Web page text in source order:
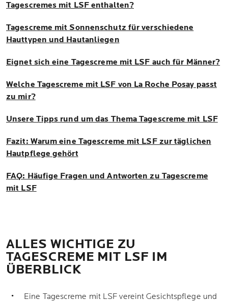
Tagescremes mit LSF enthalten?
Tagescreme mit Sonnenschutz für verschiedene
Hauttypen und Hautanliegen
Eignet sich eine Tagescreme mit LSF auch für Männer?
Welche Tagescreme mit LSF von La Roche Posay passt
zu mir?
Unsere Tipps rund um das Thema Tagescreme mit LSF
Fazit: Warum eine Tagescreme mit LSF zur täglichen
Hautpflege gehört
FAQ: Häufige Fragen und Antworten zu Tagescreme
mit LSF
ALLES WICHTIGE ZU
TAGESCREME MIT LSF IM
ÜBERBLICK
Eine Tagescreme mit LSF vereint Gesichtspflege und